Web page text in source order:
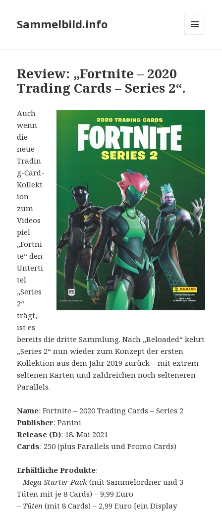
Sammelbild.info
Review: „Fortnite – 2020
Trading Cards – Series 2“.
Auch
wenn
die
neue
Tradin
g-Card-
Kollekt
ion
zum
Videos
piel
„Fortni
te“ den
Unterti
tel
„Series
2“
trägt,
ist es
bereits die dritte Sammlung. Nach „Reloaded“ kehrt
„Series 2“ nun wieder zum Konzept der ersten
Kollektion aus dem Jahr 2019 zurück – mit extrem
seltenen Karten und zahlreichen noch selteneren
Parallels.
Name: Fortnite – 2020 Trading Cards – Series 2
Publisher: Panini
Release (D): 18. Mai 2021
Cards: 250 (plus Parallels und Promo Cards)
Erhältliche Produkte:
–Mega Starter Pack (mit Sammelordner und 3
Tüten mit je 8 Cards) – 9,99 Euro
– Tüten (mit 8 Cards) – 2,99 Euro [ein Display